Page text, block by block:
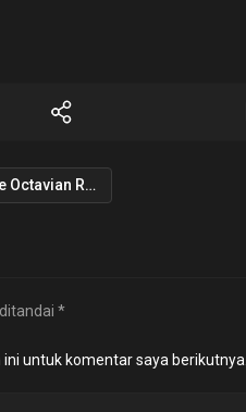
Royke Octavian Roring
*
untuk komentar saya berikutnya.